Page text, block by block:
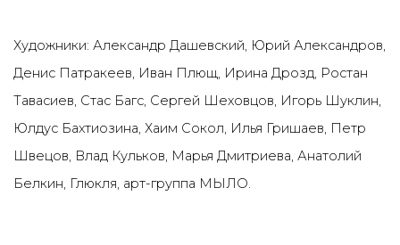
Художники: Александр Дашевский, Юрий Александров,
Денис Патракеев, Иван Плющ, Ирина Дрозд, Ростан
Тавасиев, Стас Багс, Сергей Шеховцов, Игорь Шуклин,
Юлдус Бахтиозина, Хаим Сокол, Илья Гришаев, Петр
Швецов, Влад Кульков, Марья Дмитриева, Анатолий
Белкин, Глюкля, арт-группа МЫЛО.